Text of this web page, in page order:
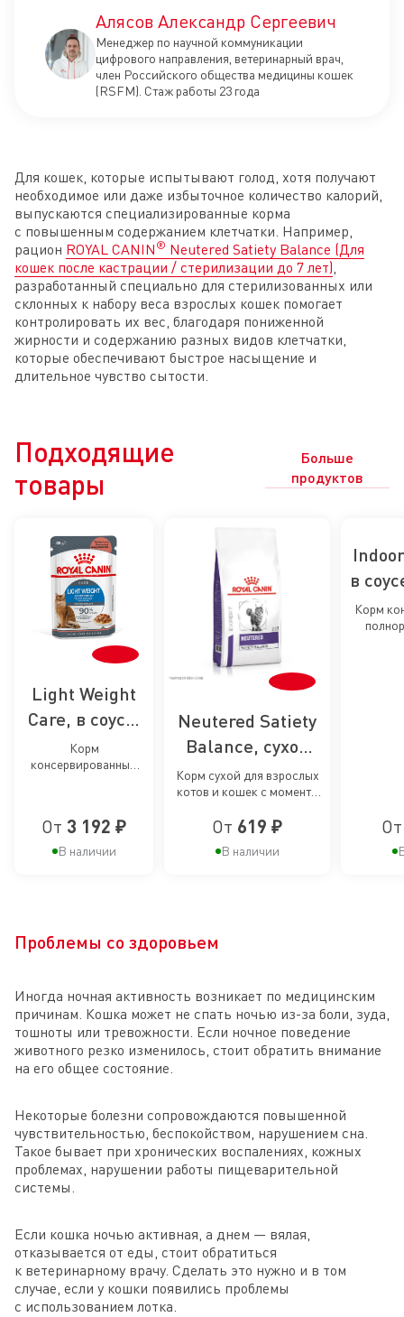
Алясов Александр Сергеевич
Менеджер по научной коммуникации
цифрового направления, ветеринарный врач,
член Российского общества медицины кошек
(RSFM). Стаж работы 23 года
Для кошек, которые испытывают голод, хотя получают
необходимое или даже избыточное количество калорий,
выпускаются специализированные корма
с повышенным содержанием клетчатки. Например,
рацион ROYAL CANIN ® Neutered Satiety Balance (Для
кошек после кастрации / стерилизации до 7 лет),
разработанный специально для стерилизованных или
склонных к набору веса взрослых кошек помогает
контролировать их вес, благодаря пониженной
жирности и содержанию разных видов клетчатки,
которые обеспечивают быстрое насыщение и
длительное чувство сытости.
Подходящие
товары
Больше
продуктов
Light Weight
Care, в соусе,
влажный корм
для кошек
профилактики
избыточного
Корм
консервированный
профилактики
избыточного веса,
От 3 192 ₽
В наличии
Neutered Satiety
Balance, сухой
корм для
стерилизованных
и
кастрированных
Корм сухой для взрослых
котов и кошек с момента
От 619 ₽
В наличии
в
Корм
Проблемы со здоровьем
Иногда ночная активность возникает по медицинским
причинам. Кошка может не спать ночью из-за боли, зуда,
тошноты или тревожности. Если ночное поведение
животного резко изменилось, стоит обратить внимание
на его общее состояние.
Некоторые болезни сопровождаются повышенной
чувствительностью, беспокойством, нарушением сна.
Такое бывает при хронических воспалениях, кожных
проблемах, нарушении работы пищеварительной
системы.
Если кошка ночью активная, а днем — вялая,
отказывается от еды, стоит обратиться
к ветеринарному врачу. Сделать это нужно и в том
случае, если у кошки появились проблемы
с использованием лотка.